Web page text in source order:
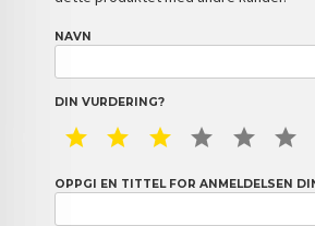
NAVN
DIN VURDERING?
1 STAR2 STAR3 STAR4 STAR
5
OPPGI EN TITTEL FOR ANMELDELSEN